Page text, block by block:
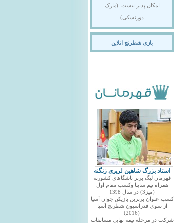
امکان پذیر نیست .(مارک
دورتسکی)
بازی شطرنج انلاین
استاد بزرگ شاهین لرپری زنگنه
قهرمان لیگ برتر باشگاهای کشوربه
همراه تیم سایپا وکسب مقام اول
(میز3) در سال 1398
کسب عنوان برترین بازیکن جوان آسیا
از سوی فدراسیون شطرنج آسیا
(2016)
شرکت در مرحله نیمه نهایی مسابقات